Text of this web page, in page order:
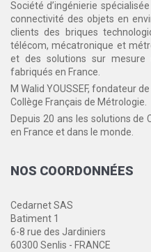
Société d’ingénierie
connectivité des objets en
clients des briques
télécom, mécatronique et
et des solutions sur
fabriqués en France.
M Walid YOUSSEF, fondateur
Collège Français de Métrologie.
Depuis 20 ans les solutions de
en France et dans le monde.
NOS COORDONNÉES
Cedarnet SAS
Batiment 1
6-8 rue des Jardiniers
60300 Senlis - FRANCE